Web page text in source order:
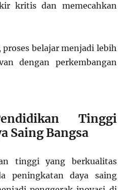
kritis dan memecahkan
belajar menjadi lebih
dengan perkembangan
Tinggi
Saing Bangsa
tinggi yang berkualitas
peningkatan daya saing